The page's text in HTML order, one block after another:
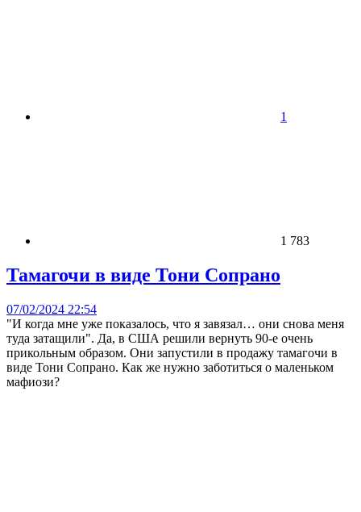
1
1 783
Тамагочи в виде Тони Сопрано
07/02/2024 22:54
"И когда мне уже показалось, что я завязал… они снова меня
туда затащили". Да, в США решили вернуть 90-е очень
прикольным образом. Они запустили в продажу тамагочи в
виде Тони Сопрано. Как же нужно заботиться о маленьком
мафиози?